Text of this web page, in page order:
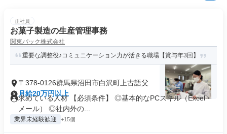
正社員
お菓子製造の生産管理事務
関東パック株式会社
重要な調整役♪コミュニケーション力が活きる職場【賞与年3回】
〒378-0126群馬県沼田市白沢町上古語父
月給20万円以上
求めている人材 【必須条件】 ◎基本的なPCスキル（Excel・
メール） ◎社内外の...
業界未経験歓迎 +15個